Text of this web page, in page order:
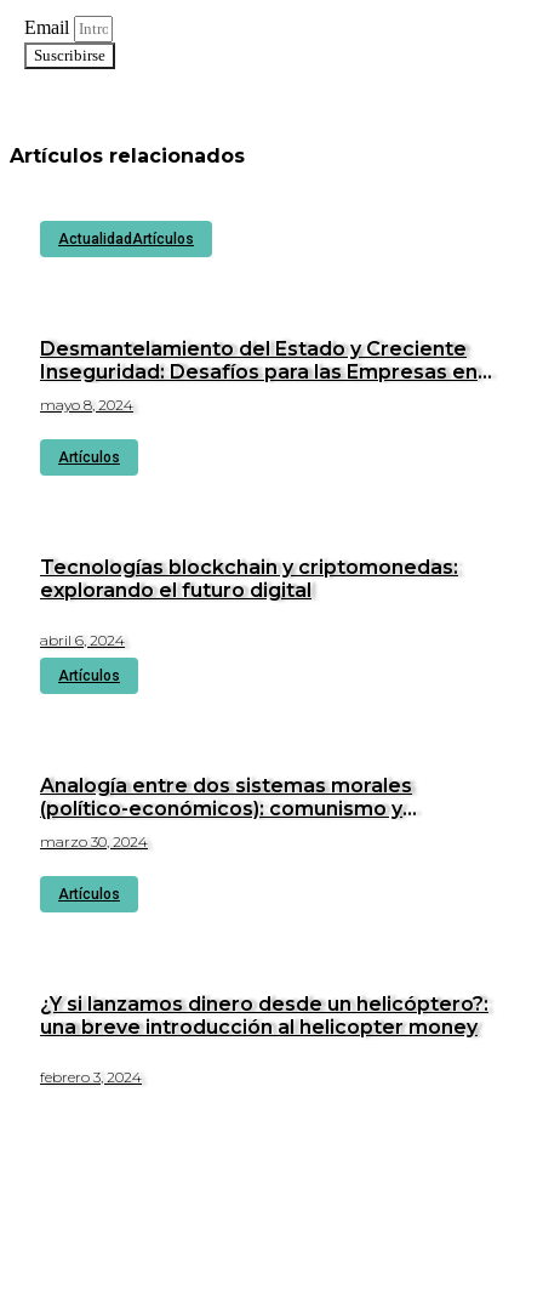
Email
Suscribirse
Artículos relacionados
ActualidadArtículos
Desmantelamiento del Estado y Creciente
Inseguridad: Desafíos para las Empresas en
Perú.
mayo 8, 2024
Artículos
Tecnologías blockchain y criptomonedas:
explorando el futuro digital
abril 6, 2024
Artículos
Analogía entre dos sistemas morales
(político-económicos): comunismo y
cristianismo
marzo 30, 2024
Artículos
¿Y si lanzamos dinero desde un helicóptero?:
una breve introducción al helicopter money
febrero 3, 2024